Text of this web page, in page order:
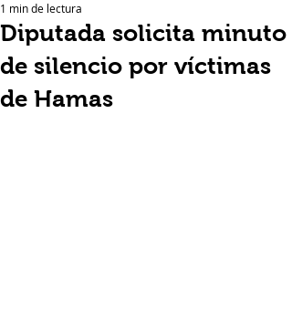
Diputada solicita minuto
de silencio por víctimas
de Hamas
1 min de lectura